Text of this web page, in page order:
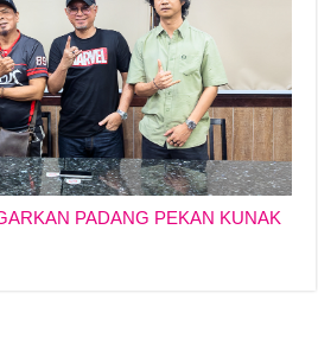
PADANG PEKAN KUNAK